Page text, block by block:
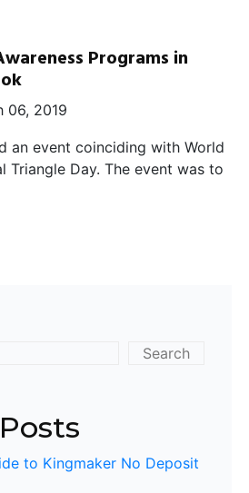
Programs in
06, 2019
an event coinciding with World
Triangle Day. The event was to
Search
to Kingmaker No Deposit